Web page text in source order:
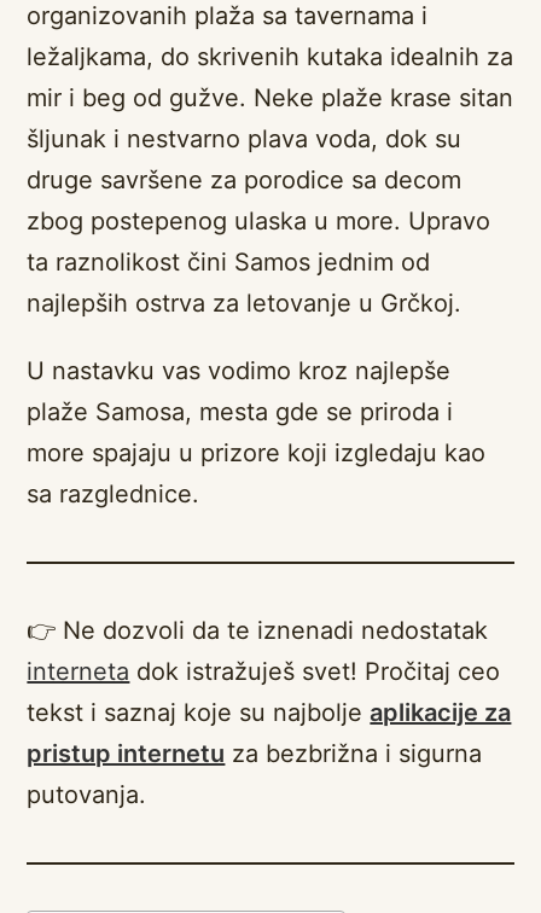
organizovanih plaža sa tavernama i
ležaljkama, do skrivenih kutaka idealnih za
mir i beg od gužve. Neke plaže krase sitan
šljunak i nestvarno plava voda, dok su
druge savršene za porodice sa decom
zbog postepenog ulaska u more. Upravo
ta raznolikost čini Samos jednim od
najlepših ostrva za letovanje u Grčkoj.
U nastavku vas vodimo kroz najlepše
plaže Samosa, mesta gde se priroda i
more spajaju u prizore koji izgledaju kao
sa razglednice.
👉 Ne dozvoli da te iznenadi nedostatak
interneta dok istražuješ svet! Pročitaj ceo
tekst i saznaj koje su najbolje aplikacije za
pristup internetu za bezbrižna i sigurna
putovanja.